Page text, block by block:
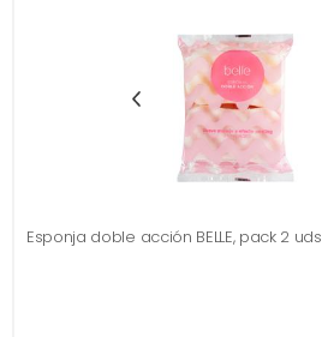
Esponja doble acción BELLE, pack 2 uds